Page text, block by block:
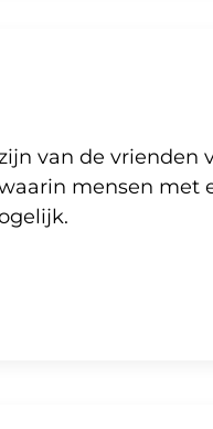
van de vrienden
mensen met